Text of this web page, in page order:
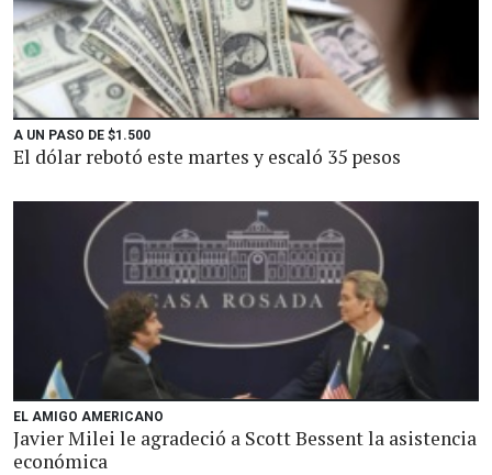
A UN PASO DE $1.500
El dólar rebotó este martes y escaló 35 pesos
EL AMIGO AMERICANO
Javier Milei le agradeció a Scott Bessent la asistencia
económica